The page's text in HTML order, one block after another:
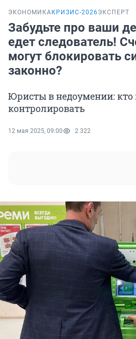
ЭКОНОМИКА КРИЗИС-2026ЭКСПЕРТ
Забудьте про ваши
едет следователь!
могут блокировать
законно?
Юристы в недоумении: кто
контролировать
12 мая 2025, 09:00 2 322